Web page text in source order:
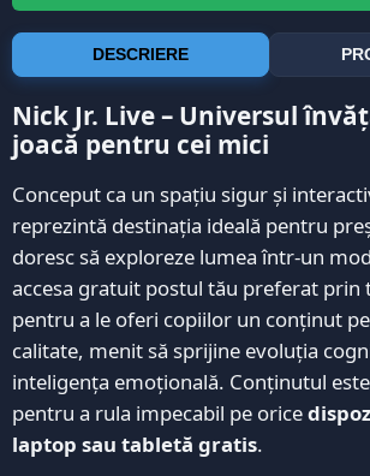
DESCRIERE
Nick Jr. Live – Universul
joacă pentru cei mici
Conceput ca un spațiu sigur și
reprezintă destinația ideală pentru
doresc să exploreze lumea într-un
accesa gratuit postul tău preferat prin
pentru a le oferi copiilor un conținut
calitate, menit să sprijine evoluția
inteligența emoțională. Conținutul
pentru a rula impecabil pe orice
laptop sau tabletă gratis.